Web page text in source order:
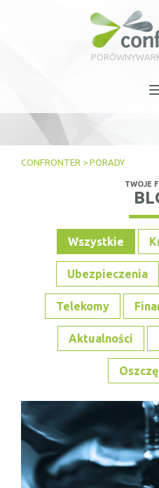
CONFRONTER > PORADY
TWOJE
Wszystkie
Ubezpieczenia
Telekomy
Aktualności